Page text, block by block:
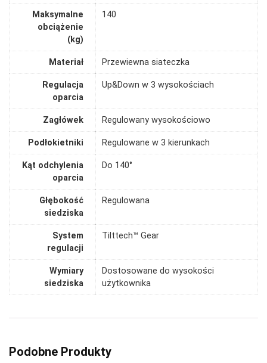
Maksymalne
obciążenie
(kg)
140
Materiał Przewiewna siateczka
Regulacja
oparcia
Up&Down w 3 wysokościach
Zagłówek Regulowany wysokościowo
Podłokietniki Regulowane w 3 kierunkach
Kąt odchylenia
oparcia
Do 140°
Głębokość
siedziska
Regulowana
System
regulacji
Tilttech™ Gear
Wymiary
siedziska
Dostosowane do wysokości
użytkownika
Podobne Produkty